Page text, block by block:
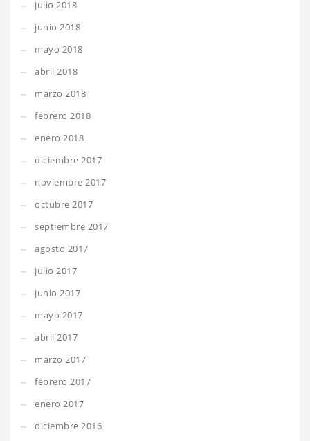
julio 2018
junio 2018
mayo 2018
abril 2018
marzo 2018
febrero 2018
enero 2018
diciembre 2017
noviembre 2017
octubre 2017
septiembre 2017
agosto 2017
julio 2017
junio 2017
mayo 2017
abril 2017
marzo 2017
febrero 2017
enero 2017
diciembre 2016